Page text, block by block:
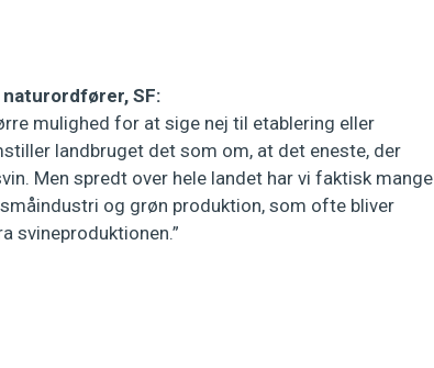
SF:
mulighed for at sige nej til etablering eller
landbruget det som om, at det eneste, der
Men spredt over hele landet har vi faktisk mange
og grøn produktion, som ofte bliver
svineproduktionen.”